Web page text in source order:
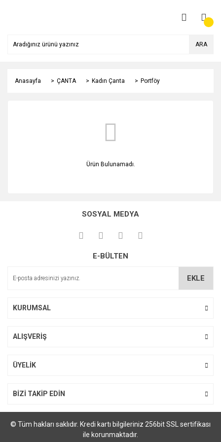
ARA
Anasayfa ÇANTA Kadın Çanta Portföy
Ürün Bulunamadı.
SOSYAL MEDYA
E-BÜLTEN
EKLE
KURUMSAL
ALIŞVERİŞ
ÜYELİK
BİZİ TAKİP EDİN
© Tüm hakları saklıdır. Kredi kartı bilgileriniz 256bit SSL sertifikası
ile korunmaktadır.